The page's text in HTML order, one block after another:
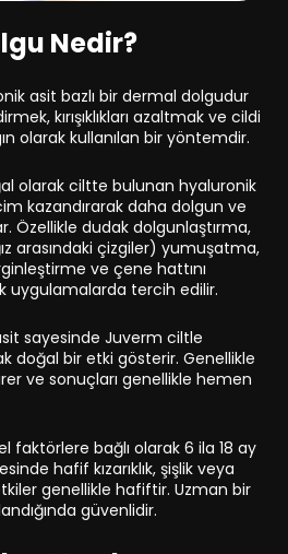
Nedir?
asit bazlı bir dermal dolgudur
kırışıklıkları azaltmak ve cildi
olarak kullanılan bir yöntemdir.
olarak ciltte bulunan hyaluronik
kazandırarak daha dolgun ve
Özellikle dudak dolgunlaştırma,
arasındaki çizgiler) yumuşatma,
ve çene hattını
uygulamalarda tercih edilir.
sayesinde Juverm ciltle
doğal bir etki gösterir. Genellikle
ve sonuçları genellikle hemen
faktörlere bağlı olarak 6 ila 18 ay
hafif kızarıklık, şişlik veya
genellikle hafiftir. Uzman bir
güvenlidir.